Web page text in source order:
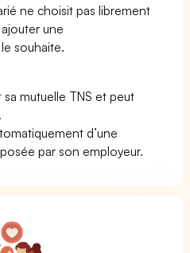
ne choisit pas librement
une
souhaite.
sa mutuelle TNS et peut
d’une
par son employeur.